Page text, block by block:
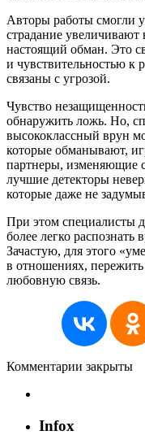
Авторы работы смогли
страдание увеличивают
настоящий обман. Это
и чувствительностью к
связаны с угрозой.
Чувство
обнаружить ложь. Но,
высококлассный врун
которые обманывают,
партнеры, изменяющие
лучшие детекторы
которые даже не
При этом специалисты
более легко распознать
Зачастую, для этого
в отношениях,
любовную связь.
Комментарии закрыты
Infox